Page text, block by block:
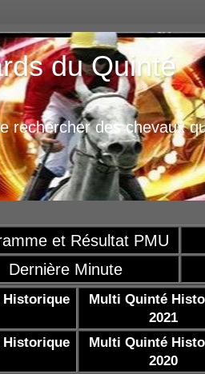
du Quinté
des chevaux
et Résultat PMU
Dernière Minute
Historique
Multi Quinté
2021
Historique
Multi Quinté
2020